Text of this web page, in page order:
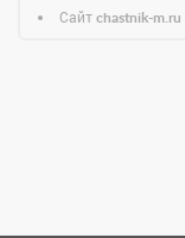
Сайт chastnik-m.ru